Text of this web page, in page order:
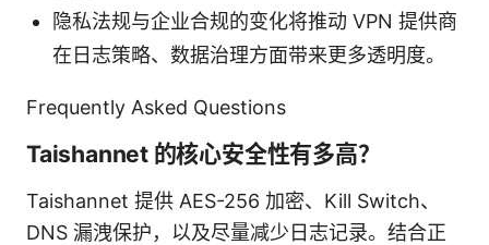
隐私法规与企业合规的变化将推动 VPN 提供商
在日志策略、数据治理方面带来更多透明度。
Frequently Asked Questions
Taishannet 的核心安全性有多高？
Taishannet 提供 AES-256 加密、Kill Switch、
DNS 漏洩保护，以及尽量减少日志记录。结合正